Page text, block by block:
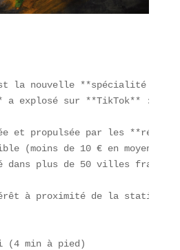
la nouvelle **spécialité de
a explosé sur **TikTok** : le
et propulsée par les
(moins de 10 € en moyenne).
dans plus de 50 villes
à proximité de la station
(4 min à pied)